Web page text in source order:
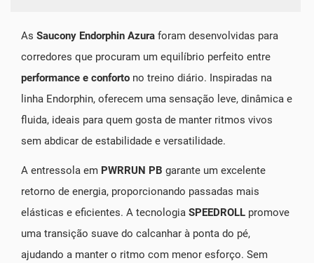
As Saucony Endorphin Azura foram desenvolvidas para
corredores que procuram um equilíbrio perfeito entre
performance e conforto no treino diário. Inspiradas na
linha Endorphin, oferecem uma sensação leve, dinâmica e
fluida, ideais para quem gosta de manter ritmos vivos
sem abdicar de estabilidade e versatilidade.
A entressola em PWRRUN PB garante um excelente
retorno de energia, proporcionando passadas mais
elásticas e eficientes. A tecnologia SPEEDROLL promove
uma transição suave do calcanhar à ponta do pé,
ajudando a manter o ritmo com menor esforço. Sem